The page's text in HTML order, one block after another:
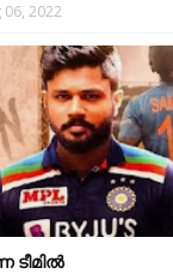
06, 2022